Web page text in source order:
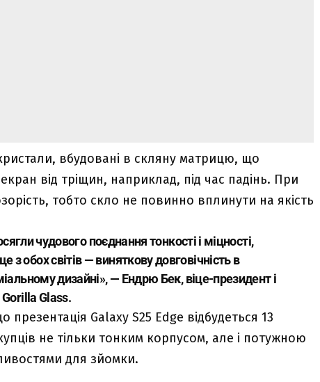
вбудовані в скляну матрицю, що
від тріщин, наприклад, під час падінь. При
тобто скло не повинно вплинути на якість
чудового поєднання тонкості і міцності,
обох світів — виняткову довговічність в
дизайні», — Ендрю Бек, віце-президент і
Glass.
Galaxy S25 Edge відбудеться 13
не тільки тонким корпусом, але і потужною
для зйомки.